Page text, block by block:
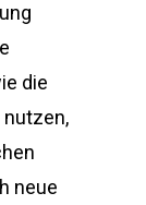
die
neue